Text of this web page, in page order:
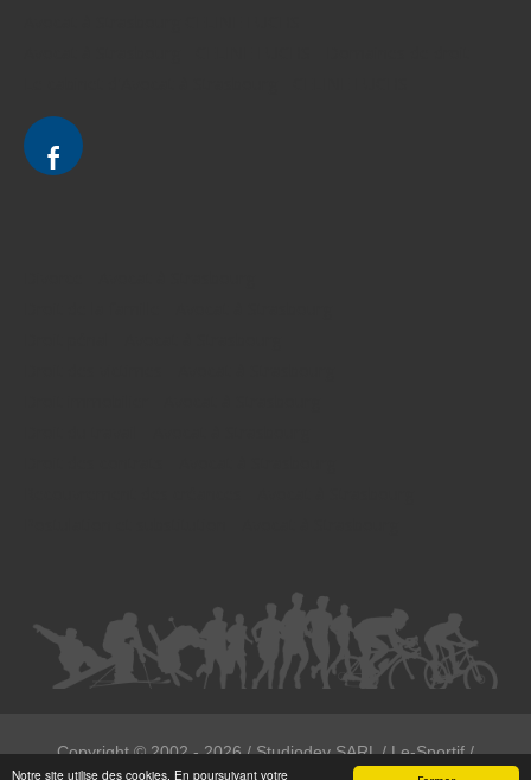
Notre site utilise des cookies. En poursuivant votre
Copyright ©2002 - 2026/ Studiodev SARL / Le-Sportif /